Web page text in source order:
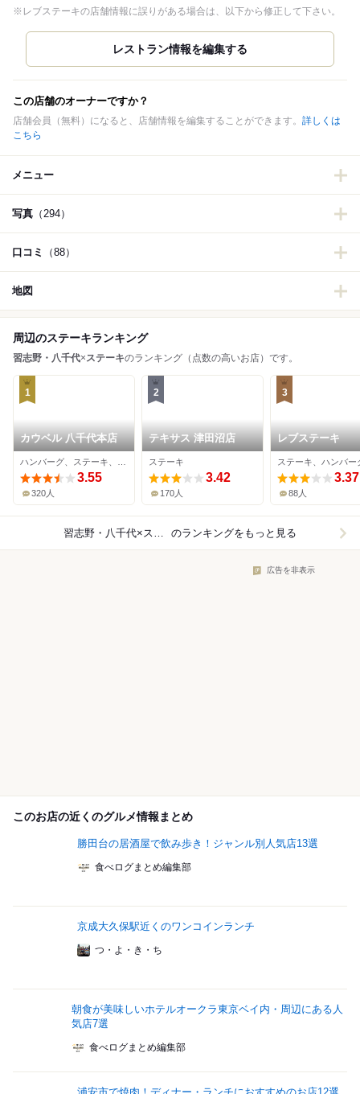
※レブステーキの店舗情報に誤りがある場合は、以下から修正して下さい。
この店舗のオーナーですか？
店舗会員（無料）になると、店舗情報を編集することができます。 詳しくは
こちら
メニュー
写真 （294）
口コミ （88）
地図
周辺のステーキランキング
習志野・八千代×ステーキのランキング（点数の高いお店）です。
1
カウベル 八千代本店
3.55
320人
2
テキサス 津田沼店
ステーキ
3.42
170人
3
レブステーキ
3.37
88人
習志野・八千代×ステーキ のランキングをもっと見る
広告を非表示
このお店の近くのグルメ情報まとめ
勝田台の居酒屋で飲み歩き！ジャンル別人気店13選
食べログまとめ編集部
京成大久保駅近くのワンコインランチ
つ・よ・き・ち
朝食が美味しいホテルオークラ東京ベイ内・周辺にある人
気店7選
食べログまとめ編集部